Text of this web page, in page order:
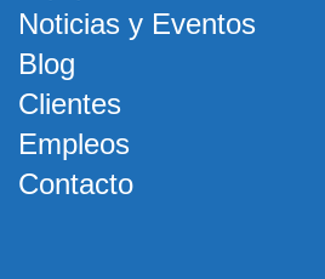
Noticias y Eventos
Blog
Clientes
Empleos
Contacto